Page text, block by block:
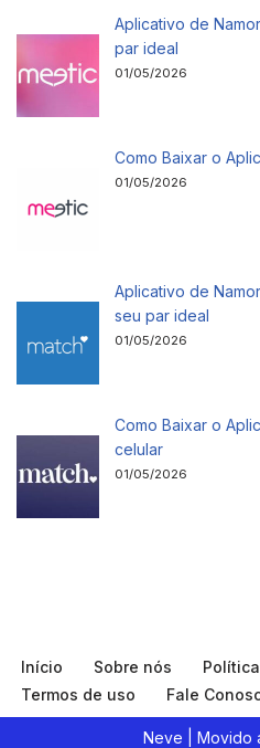
Aplicativo de
par ideal
01/05/2026
Como Baixar o
01/05/2026
Aplicativo de
seu par ideal
01/05/2026
Como Baixar o
celular
01/05/2026
Início Sobre nós
Termos de uso
Fale
Neve | Movido